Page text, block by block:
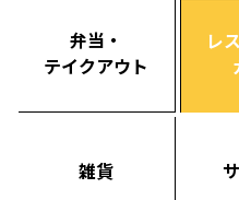
弁当・
テイクアウト
レ
雑貨